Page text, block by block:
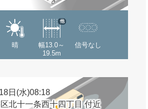
晴
幅13.0～
19.5m
他
信号なし
日(水)08:18
北十一条西十四丁目 付近